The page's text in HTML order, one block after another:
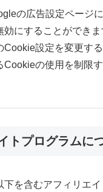
の広告設定ページ
にすることができま
Cookie設定を変更す
Cookieの使用を制限
トプログラムに
下を含むアフィリエ